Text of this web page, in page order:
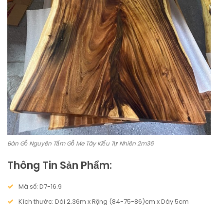
Bàn Gỗ Nguyên Tấm Gỗ Me Tây Kiểu Tự Nhiên 2m36
Thông Tin Sản Phẩm:
Mã số: D7-16.9
Kích thước: Dài 2.36m x Rộng (84-75-86)cm x Dày 5cm